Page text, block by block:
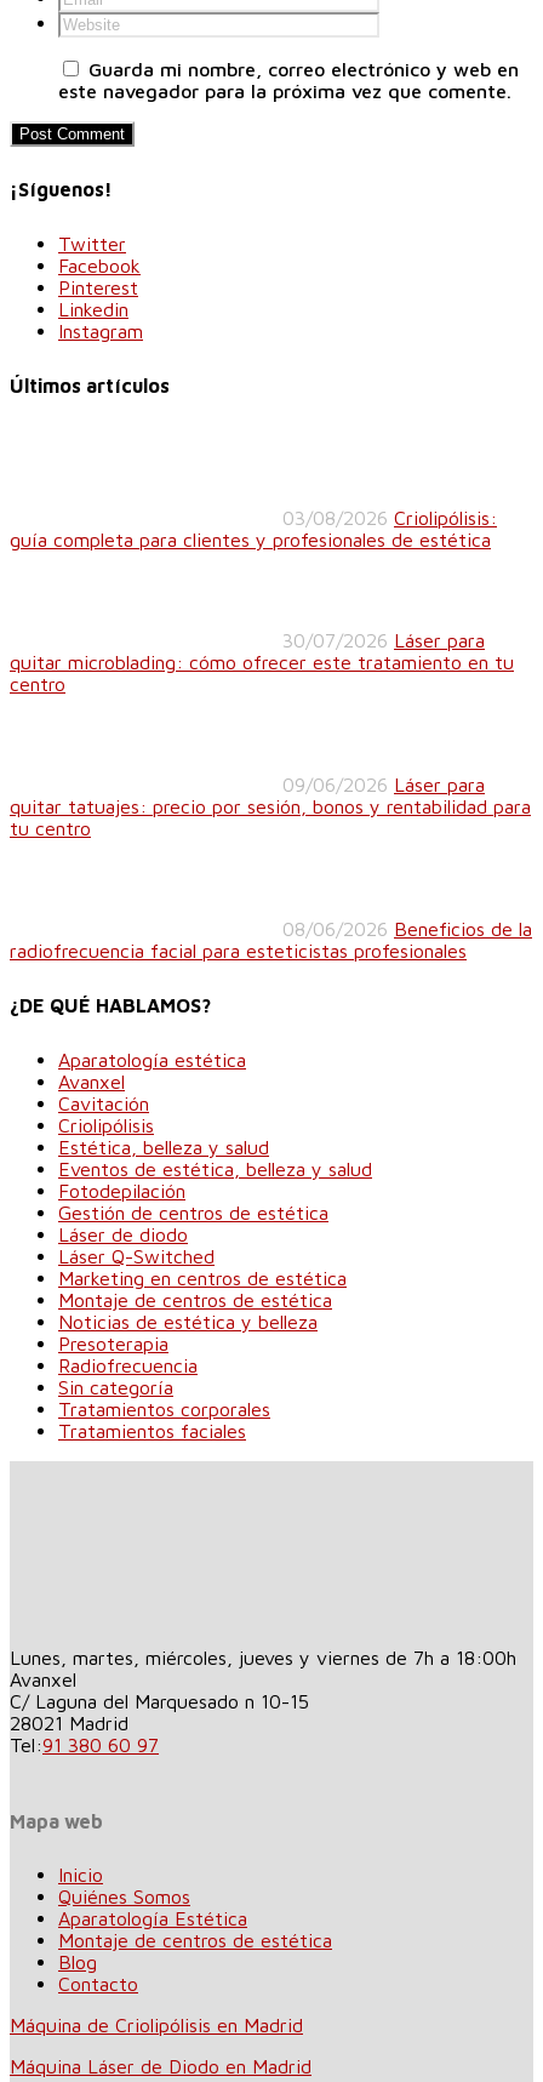
Guarda mi nombre, correo electrónico y web en
este navegador para la próxima vez que comente.
¡Síguenos!
Twitter
Facebook
Pinterest
Linkedin
Instagram
Últimos artículos
03/08/2026 Criolipólisis:
guía completa para clientes y profesionales de estética
30/07/2026 Láser para
quitar microblading: cómo ofrecer este tratamiento en tu
centro
09/06/2026 Láser para
quitar tatuajes: precio por sesión, bonos y rentabilidad para
tu centro
08/06/2026 Beneficios de la
radiofrecuencia facial para esteticistas profesionales
¿DE QUÉ HABLAMOS?
Aparatología estética
Avanxel
Cavitación
Criolipólisis
Estética, belleza y salud
Eventos de estética, belleza y salud
Fotodepilación
Gestión de centros de estética
Láser de diodo
Láser Q-Switched
Marketing en centros de estética
Montaje de centros de estética
Noticias de estética y belleza
Presoterapia
Radiofrecuencia
Sin categoría
Tratamientos corporales
Tratamientos faciales
Lunes, martes, miércoles, jueves y viernes de 7h a 18:00h
Avanxel
C/ Laguna del Marquesado n 10-15
28021 Madrid
Tel:91 380 60 97
Mapa web
Inicio
Quiénes Somos
Aparatología Estética
Montaje de centros de estética
Blog
Contacto
Máquina de Criolipólisis en Madrid
Máquina Láser de Diodo en Madrid